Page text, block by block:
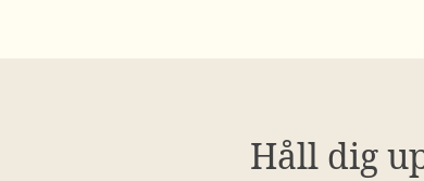
Håll dig